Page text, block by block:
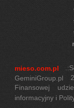
mieso.com.pl
GeminiGroup.pl
Finansowej
informacyjny i